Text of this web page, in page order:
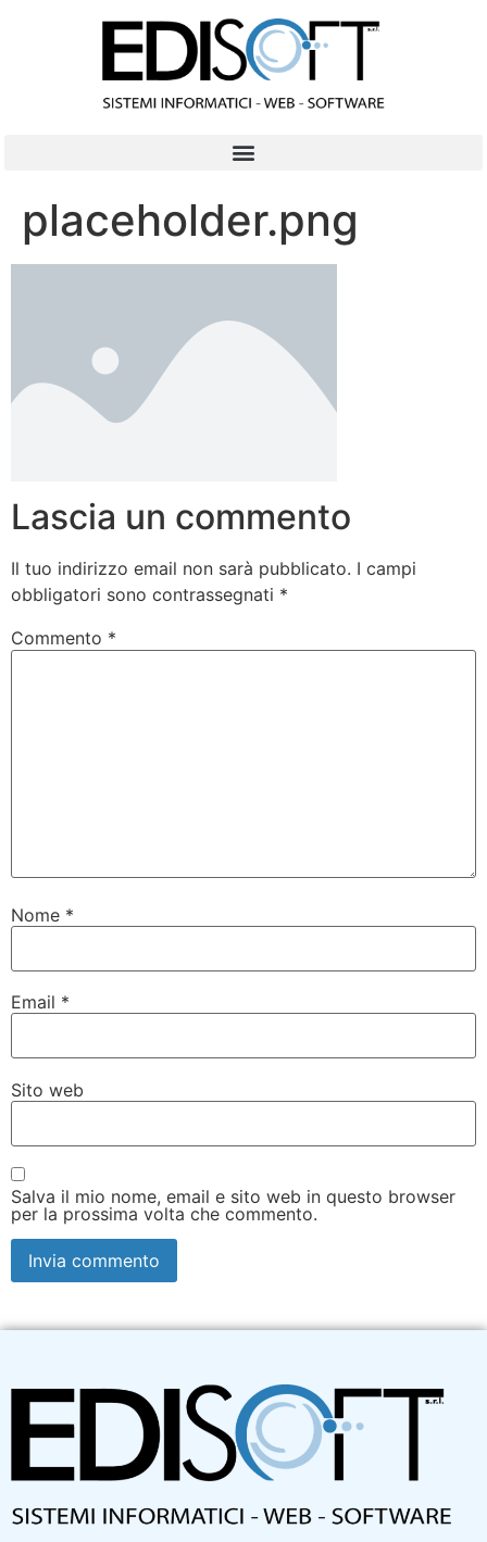
placeholder.png
Lascia un commento
Il tuo indirizzo email non sarà pubblicato. I campi
obbligatori sono contrassegnati *
Commento *
Nome *
Email *
Sito web
Salva il mio nome, email e sito web in questo browser
per la prossima volta che commento.